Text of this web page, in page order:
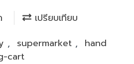
เปรียบเทียบ
, supermarket , hand
cart